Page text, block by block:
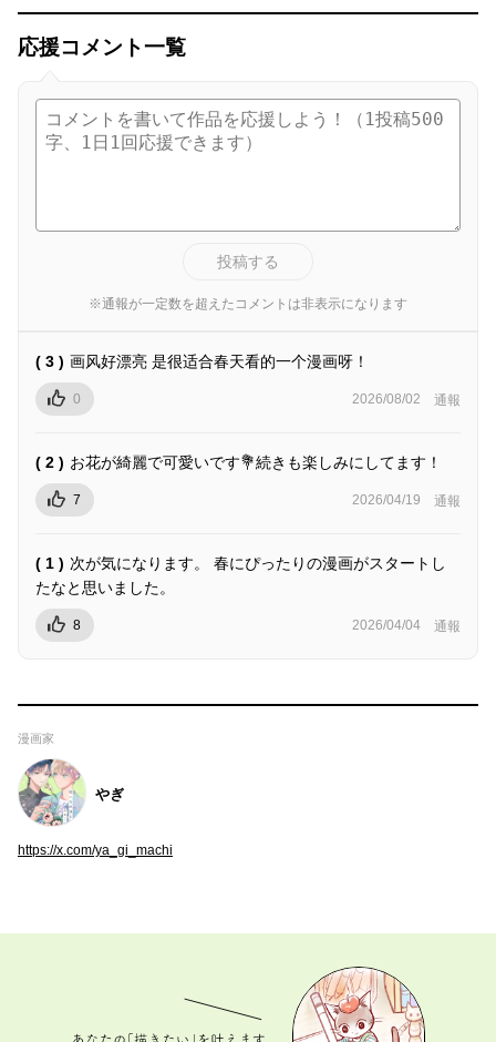
応援コメント一覧
投稿する
※通報が一定数を超えたコメントは非表示になります
( 3 ) 画风好漂亮 是很适合春天看的一个漫画呀！
0 2026/08/02 通報
( 2 ) お花が綺麗で可愛いです💐続きも楽しみにしてます！
7 2026/04/19 通報
( 1 ) 次が気になります。 春にぴったりの漫画がスタートし
たなと思いました。
8 2026/04/04 通報
漫画家
やぎ
https://x.com/ya_gi_machi
あなたの「描きたい」を叶えます。 マンガ持ち込
み、募集中！